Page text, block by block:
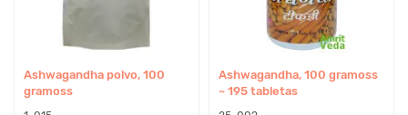
Ashwagandha polvo, 100
gramoss
Ashwagandha, 100 gramoss
~ 195 tabletas